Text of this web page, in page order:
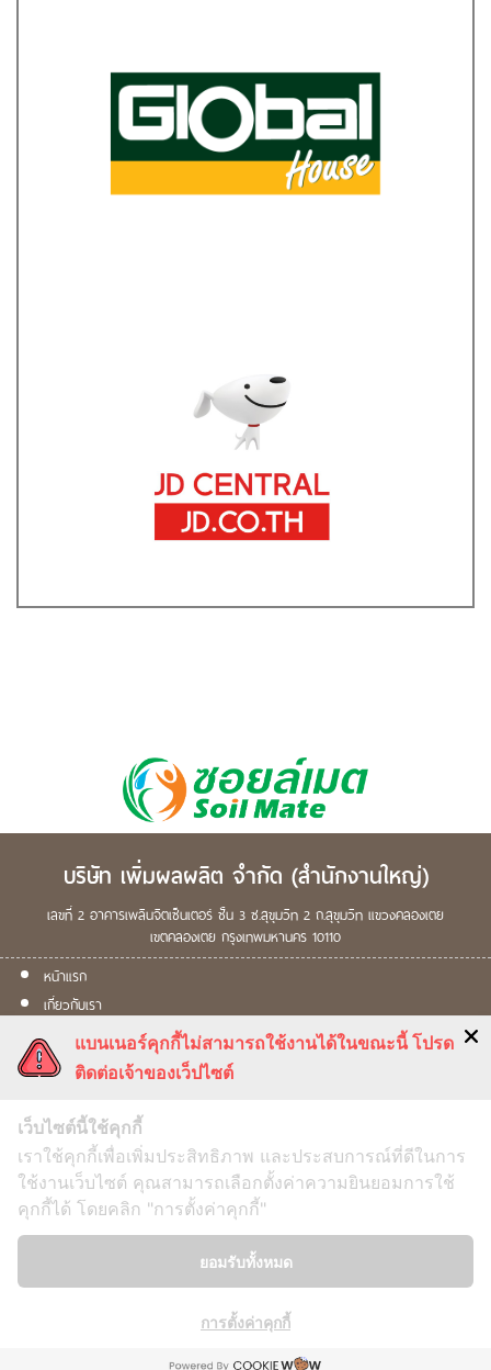
บริษัท เพิ่มผลผลิต จำกัด (สำนักงานใหญ่)
เลขที่ 2 อาคารเพลินจิตเซ็นเตอร์ ชั้น 3 ซ.สุขุมวิท 2 ถ.สุขุมวิท แขวงคลองเตย
เขตคลองเตย กรุงเทพมหานคร 10110
หน้าแรก
เกี่ยวกับเรา
การดูแลพืช
ติดต่อเรา
Security Policy
แบนเนอร์คุกกี้ไม่สามารถใช้งานได้ในขณะนี้ โปรด
ติดต่อเจ้าของเว็ปไซต์
เว็บไซต์นี้ใช้คุกกี้
เราใช้คุกกี้เพื่อเพิ่มประสิทธิภาพ และประสบการณ์ที่ดีในการ
ใช้งานเว็บไซต์ คุณสามารถเลือกตั้งค่าความยินยอมการใช้
คุกกี้ได้ โดยคลิก "การตั้งค่าคุกกี้"
ยอมรับทั้งหมด
การตั้งค่าคุกกี้